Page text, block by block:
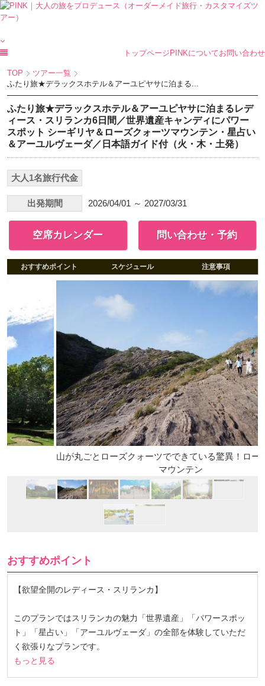
トップページ PINKについてお問い合わせ
TOP
ツアー一覧
ふたり旅★デラックスホテル＆アーユピヤサに泊まる...
ふたり旅★デラックスホテル＆アーユピヤサに泊まるレデ
ィース・スリランカ6日間／世界遺産キャンディにパワー
スポット シーギリヤ＆ローズクォーツマウンテン・星占い
＆アーユルヴェーダ／日本語ガイド付（火・木・土発）
大人1名旅行代金
出発期間 2026/04/01 ～ 2027/03/31
空席カレンダー 問い合わせ・予約
おすすめポイント スケジュール 注意事項
山が丸ごとローズクォーツでできている驚異！ローズクォー
マウンテン
おすすめポイント
【欲望全開のレディース・スリランカ】
このプランではスリランカの魅力「世界遺産」「パワースポッ
ト」「星占い」「アーユルヴェーダ」の全部を体験していただ
く欲張りなプランです。
もっと見る